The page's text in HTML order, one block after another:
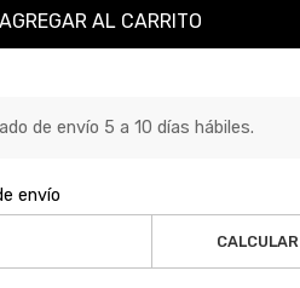
AGREGAR AL CARRITO
de envío 5 a 10 días hábiles.
envío
CALCULAR